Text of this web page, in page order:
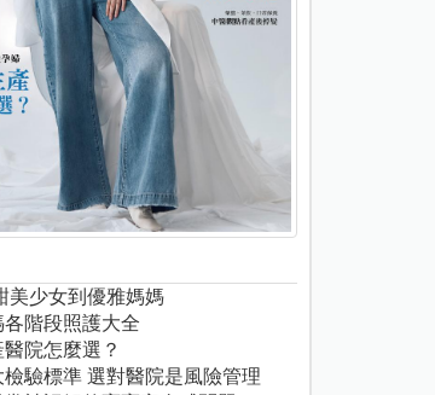
美少女到優雅媽媽
階段照護大全
院怎麼選？
驗標準 選對醫院是風險管理